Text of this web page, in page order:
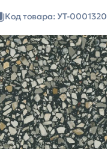
Код товара: УТ-